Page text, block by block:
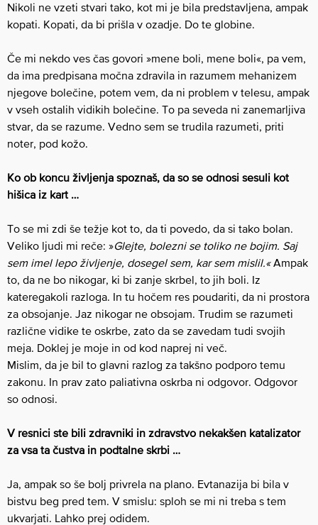
Nikoli ne vzeti stvari tako, kot mi je bila predstavljena, ampak
kopati. Kopati, da bi prišla v ozadje. Do te globine.
Če mi nekdo ves čas govori »mene boli, mene boli«, pa vem,
da ima predpisana močna zdravila in razumem mehanizem
njegove bolečine, potem vem, da ni problem v telesu, ampak
v vseh ostalih vidikih bolečine. To pa seveda ni zanemarljiva
stvar, da se razume. Vedno sem se trudila razumeti, priti
noter, pod kožo.
Ko ob koncu življenja spoznaš, da so se odnosi sesuli kot
hišica iz kart …
To se mi zdi še težje kot to, da ti povedo, da si tako bolan.
Veliko ljudi mi reče: »Glejte, bolezni se toliko ne bojim. Saj
sem imel lepo življenje, dosegel sem, kar sem mislil.«Ampak
to, da ne bo nikogar, ki bi zanje skrbel, to jih boli. Iz
kateregakoli razloga. In tu hočem res poudariti, da ni prostora
za obsojanje. Jaz nikogar ne obsojam. Trudim se razumeti
različne vidike te oskrbe, zato da se zavedam tudi svojih
meja. Doklej je moje in od kod naprej ni več.
Mislim, da je bil to glavni razlog za takšno podporo temu
zakonu. In prav zato paliativna oskrba ni odgovor. Odgovor
so odnosi.
V resnici ste bili zdravniki in zdravstvo nekakšen katalizator
za vsa ta čustva in podtalne skrbi …
Ja, ampak so še bolj privrela na plano. Evtanazija bi bila v
bistvu beg pred tem. V smislu: sploh se mi ni treba s tem
ukvarjati. Lahko prej odidem.